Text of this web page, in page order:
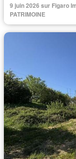
9 juin 2026 sur Figaro
PATRIMOINE